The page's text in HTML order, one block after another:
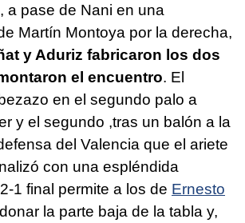
a pase de Nani en una
Martín Montoya por la derecha,
y Aduriz fabricaron los dos
el encuentro. El
en el segundo palo a
y el segundo ,tras un balón a la
del Valencia que el ariete
con una espléndida
1 final permite a los de Ernesto
la parte baja de la tabla y,